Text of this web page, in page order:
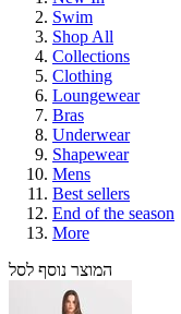
Swim
Shop All
Collections
Clothing
Loungewear
Bras
Underwear
Shapewear
Mens
Best sellers
End of the season
More
המוצר נוסף לסל